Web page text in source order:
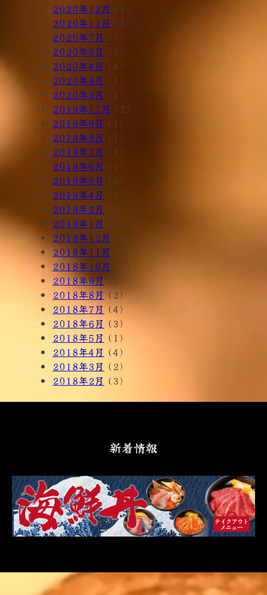
2020年12月 (1)
2020年11月 (1)
2020年7月 (1)
2020年5月 (2)
2020年4月 (8)
2020年3月 (1)
2020年2月 (1)
2019年11月 (2)
2019年9月 (1)
2019年8月 (1)
2019年7月 (1)
2019年6月 (1)
2019年5月 (3)
2019年4月 (3)
2019年2月 (3)
2019年1月 (2)
2018年12月 (1)
2018年11月 (2)
2018年10月 (3)
2018年9月(3)
2018年8月(2)
2018年7月(4)
2018年6月 (3)
2018年5月 (1)
2018年4月 (4)
2018年3月 (2)
2018年2月 (3)
新着情報